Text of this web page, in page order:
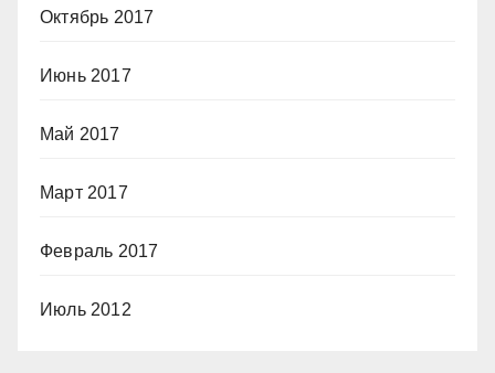
Октябрь 2017
Июнь 2017
Май 2017
Март 2017
Февраль 2017
Июль 2012